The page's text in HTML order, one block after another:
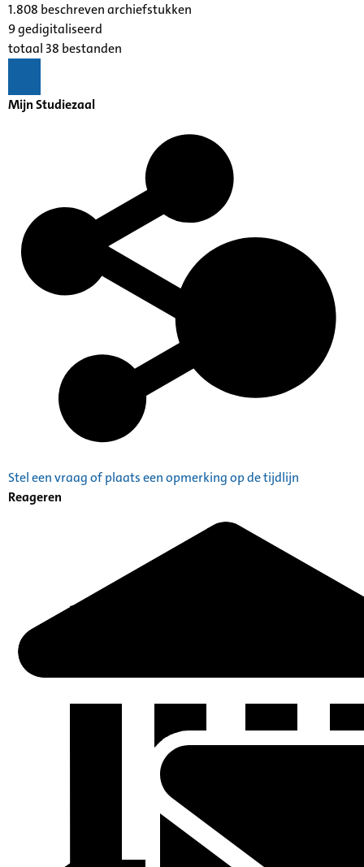
1.808 beschreven archiefstukken
9 gedigitaliseerd
totaal 38 bestanden
Mijn Studiezaal
Stel een vraag of plaats een opmerking op de tijdlijn
Reageren